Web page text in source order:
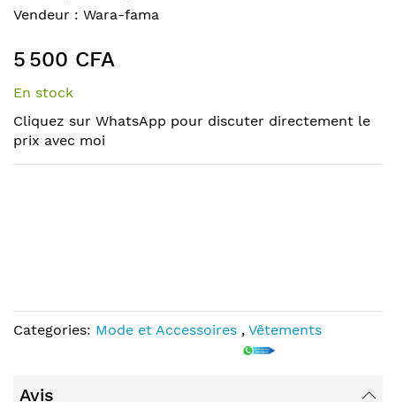
to
end
of
the
gallery
Skip
the
beginning
of
images
gallery
Vendeur : Wara-fama
5 500 CFA
En stock
Cliquez sur WhatsApp pour discuter directement le
prix avec moi
Categories: Mode et Accessoires , Vêtements
Avis